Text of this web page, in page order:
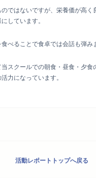
ではないですが、栄養価が高く
しています。
べることで食卓では会話も弾み
当スクールでの朝食・昼食・夕食
力になっています。
活動レポートトップへ戻る